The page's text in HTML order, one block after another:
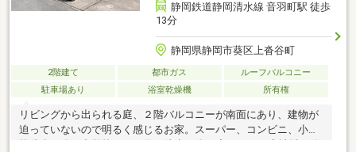
静岡鉄道静岡清水線 音羽町駅 徒歩
13分
静岡県静岡市葵区上沓谷町
2階建て 都市ガス
ルーフバルコニー
駐車場あり
浴室乾燥機 所有権
リビングから出られる庭、２階バルコニーが南面にあり、建物が
迫っていないので明るく感じるお家。スーパー、コンビニ、小学